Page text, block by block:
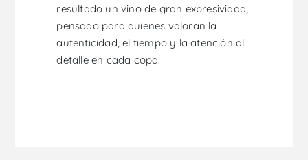
resultado un vino de gran expresividad,
pensado para quienes valoran la
autenticidad, el tiempo y la atención al
detalle en cada copa.